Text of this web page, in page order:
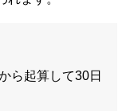
ら起算して30日